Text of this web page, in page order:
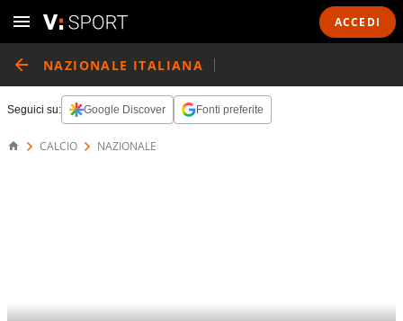
ACCEDI
NAZIONALE ITALIANA
Seguici su: Google Discover Fonti preferite
CALCIO NAZIONALE